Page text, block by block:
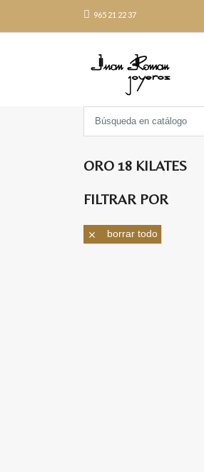
965 21 22 37
ORO 18 KILATES
FILTRAR POR
 borrar todo